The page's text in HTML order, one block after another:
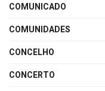
COMUNICADO
COMUNIDADES
CONCELHO
CONCERTO